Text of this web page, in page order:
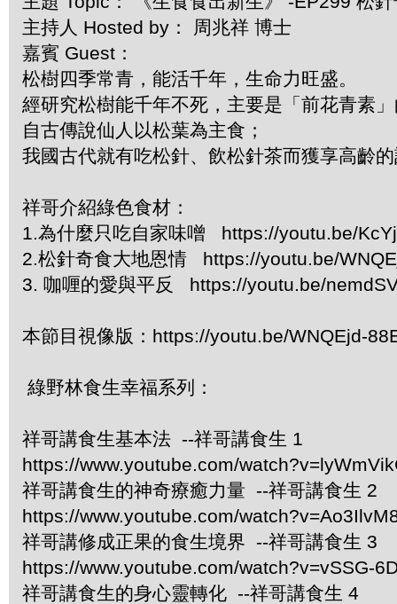
主持人 Hosted by： 周兆祥 博士
嘉賓 Guest：
松樹四季常青，能活千年，生命力旺盛。
經研究松樹能千年不死，主要是「前花青素
自古傳說仙人以松葉為主食；
我國古代就有吃松針、飲松針茶而獲享高齡
祥哥介紹綠色食材：
1.為什麼只吃自家味噌 https://youtu.be/
2.松針奇食大地恩情 https://youtu.be/
3. 咖喱的愛與平反 https://youtu.be/
本節目視像版：https://youtu.be/WNQEjd-
綠野林食生幸福系列：
祥哥講食生基本法 --祥哥講食生 1
https://www.youtube.com/
祥哥講食生的神奇療癒力量 --祥哥講食生 2
https://www.youtube.com/
祥哥講修成正果的食生境界 --祥哥講食生 3
https://www.youtube.com/watch?v=vSSG-
祥哥講食生的身心靈轉化 --祥哥講食生 4